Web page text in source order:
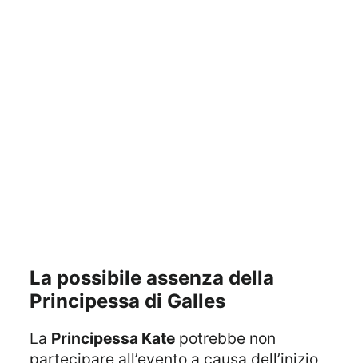
La possibile assenza della
Principessa di Galles
La Principessa Kate potrebbe non